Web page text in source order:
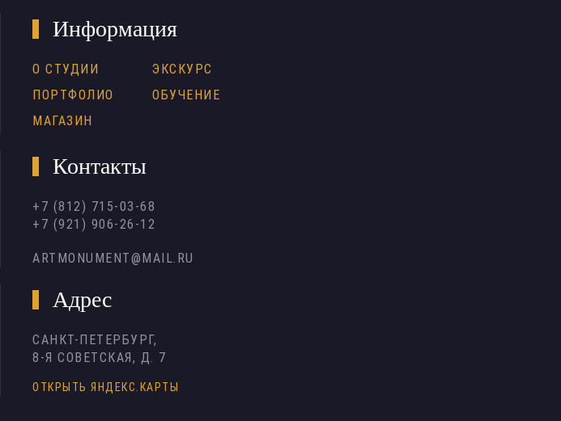
Информация
О СТУДИИ
ПОРТФОЛИО
МАГАЗИН
ЭКСКУРС
ОБУЧЕНИЕ
Контакты
+7 (812) 715-03-68
+7 (921) 906-26-12
ARTMONUMENT@MAIL.RU
Адрес
САНКТ-ПЕТЕРБУРГ,
8-Я СОВЕТСКАЯ, Д. 7
ОТКРЫТЬ ЯНДЕКС.КАРТЫ